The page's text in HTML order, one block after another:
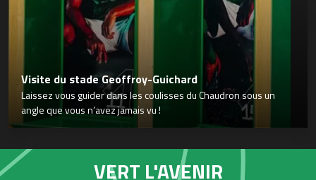
Visite du stade Geoffroy-Guichard
Laissez vous guider dans les coulisses du Chaudron sous un
angle que vous n’avez jamais vu !
VERT L'AVENIR